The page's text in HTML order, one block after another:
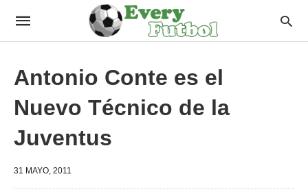
Antonio Conte es el
Nuevo Técnico de la
Juventus
31 MAYO, 2011